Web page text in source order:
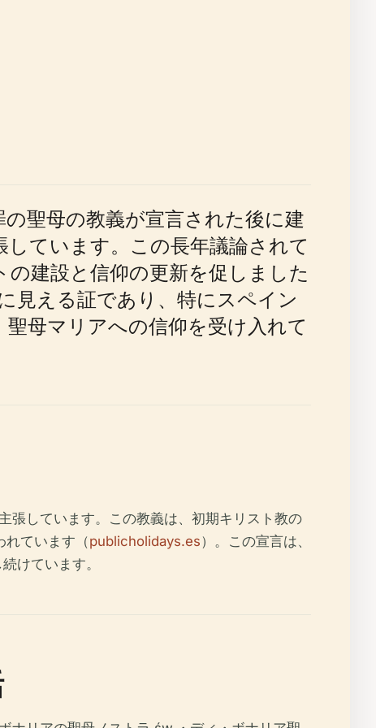
聖母の教義が宣言された後に建
ています。この長年議論されて
建設と信仰の更新を促しました
見える証であり、特にスペイン
聖母マリアへの信仰を受け入れて
張しています。この教義は、初期キリスト教の
れています（publicholidays.es）。この宣言は、
けています。